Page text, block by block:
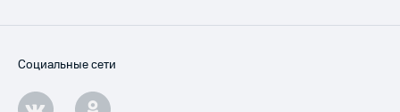
Социальные сети